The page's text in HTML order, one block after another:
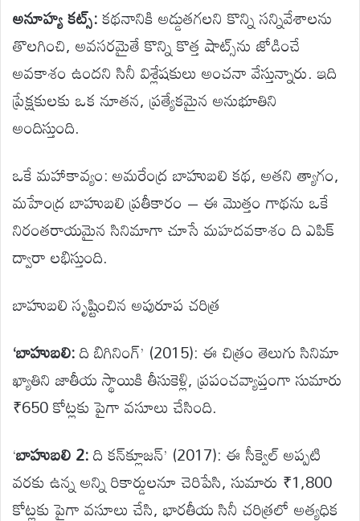
అనూహ్య కట్స్:కథనానికి అడ్డుతగలని కొన్ని సన్నివేశాలను
తొలగించి, అవసరమైతే కొన్ని కొత్త షాట్స్‌ను జోడించే
అవకాశం ఉందని సినీ విశ్లేషకులు అంచనా వేస్తున్నారు. ఇది
ప్రేక్షకులకు ఒక నూతన, ప్రత్యేకమైన అనుభూతిని
అందిస్తుంది.
ఒకే మహాకావ్యం: అమరేంద్ర బాహుబలి కథ, అతని త్యాగం,
మహేంద్ర బాహుబలి ప్రతీకారం –ఈ మొత్తం గాథను ఒకే
నిరంతరాయమైన సినిమాగా చూసే మహదవకాశం ది ఎపిక్
ద్వారా లభిస్తుంది.
బాహుబలి సృష్టించిన అపురూప చరిత్ర
‘బాహుబలి:ది బిగినింగ్’ (2015): ఈ చిత్రం తెలుగు సినిమా
ఖ్యాతిని జాతీయ స్థాయికి తీసుకెళ్లి, ప్రపంచవ్యాప్తంగా సుమారు
₹650కోట్లకు పైగా వసూలు చేసింది.
‘బాహుబలి 2:ది కన్‌క్లూజన్’ (2017): ఈ సీక్వెల్ అప్పటి
వరకు ఉన్న అన్ని రికార్డులనూ చెరిపేసి, సుమారు ₹1,800
కోట్లకు పైగా వసూలు చేసి, భారతీయ సినీ చరిత్రలో అత్యధిక